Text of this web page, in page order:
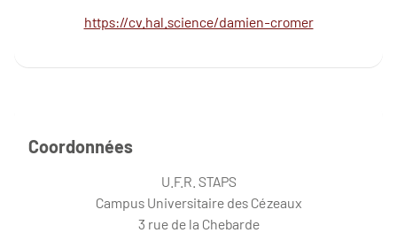
https://cv.hal.science/damien-cromer
Coordonnées
U.F.R. STAPS
Campus Universitaire des Cézeaux
3 rue de la Chebarde